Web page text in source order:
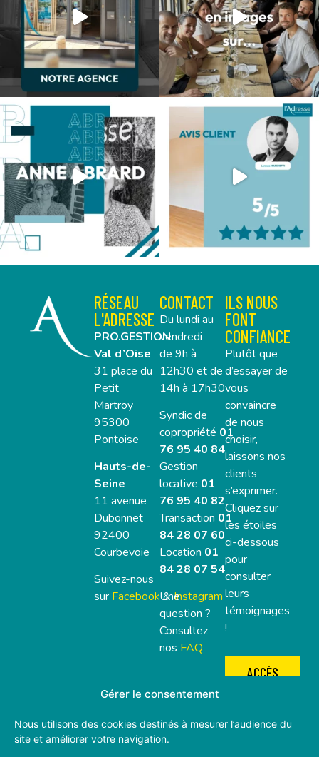
Gérer le consentement
Nous utilisons des cookies destinés à mesurer l’audience du
site et améliorer votre navigation.
RÉSEAU
L'ADRESSE
PRO.GESTION
Val d’Oise
31 place du
Petit
Martroy
95300
Pontoise
Hauts-de-
Seine
11 avenue
Dubonnet
92400
Courbevoie
Suivez-nous
sur Facebook&Instagram
CONTACT
Du lundi au
vendredi
de 9h à
12h30 et de
14h à 17h30
Syndic de
copropriété 01
76 95 40 84
Gestion
locative 01
76 95 40 82
Transaction 01
84 28 07 60
Location 01
84 28 07 54
Une
question ?
Consultez
nos FAQ
ILS NOUS
FONT
CONFIANCE
Plutôt que
d’essayer de
vous
convaincre
de nous
choisir,
laissons nos
clients
s’exprimer.
Cliquez sur
les étoiles
ci-dessous
pour
consulter
leurs
témoignages
!
ACCÈS
COPRO